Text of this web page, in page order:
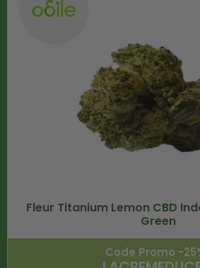
Fleur Titanium Lemon CBD
Green
Code Promo -